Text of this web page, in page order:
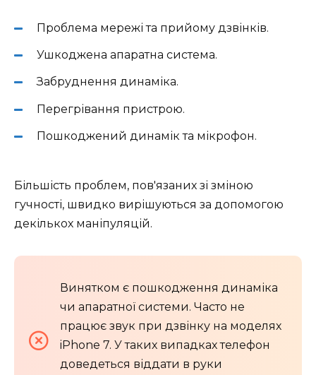
Проблема мережі та прийому дзвінків.
Ушкоджена апаратна система.
Забруднення динаміка.
Перегрівання пристрою.
Пошкоджений динамік та мікрофон.
Більшість проблем, пов'язаних зі зміною
гучності, швидко вирішуються за допомогою
декількох маніпуляцій.
Винятком є пошкодження динаміка
чи апаратної системи. Часто не
працює звук при дзвінку на моделях
iPhone 7. У таких випадках телефон
доведеться віддати в руки